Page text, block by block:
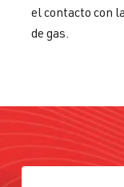
el contacto con
de gas.